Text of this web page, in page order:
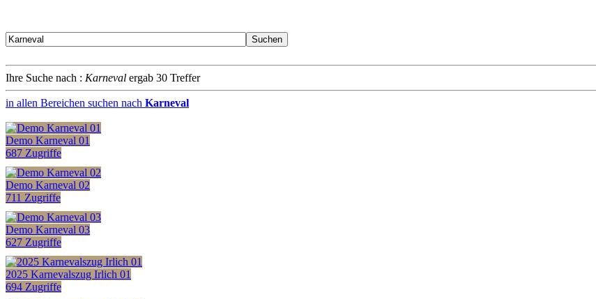
Ihre Suche nach : Karneval ergab 30 Treffer
in allen Bereichen suchen nach Karneval
Demo Karneval 01
687 Zugriffe
Demo Karneval 02
711 Zugriffe
Demo Karneval 03
627 Zugriffe
2025 Karnevalszug Irlich 01
694 Zugriffe